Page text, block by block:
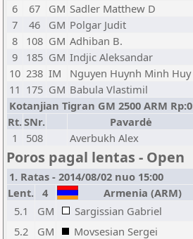
6
67 GM Sadler Matthew D
7
46 GM Polgar Judit
8
108 GM Adhiban B.
9
185 GM Indjic Aleksandar
10 238 IM Nguyen Huynh Minh Huy
11 175 GM Babula Vlastimil
Kotanjian Tigran GM 2500 ARM Rp:0
Rt.SNr. Pavardė
1
508 Averbukh Alex
Poros pagal lentas - Open
1. Ratas - 2014/08/02 nuo 15:00
Lent.
4 Armenia (ARM)
5.1
GM Sargissian Gabriel
5.2
GM Movsesian Sergei